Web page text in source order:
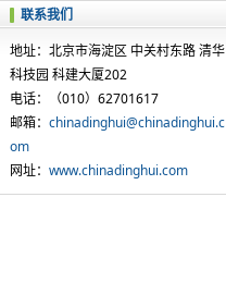
联系我们
地址：北京市海淀区 中关村东路 清华
科技园 科建大厦202
电话：（010）62701617
邮箱： chinadinghui@chinadinghui.c
om
网址： www.chinadinghui.com